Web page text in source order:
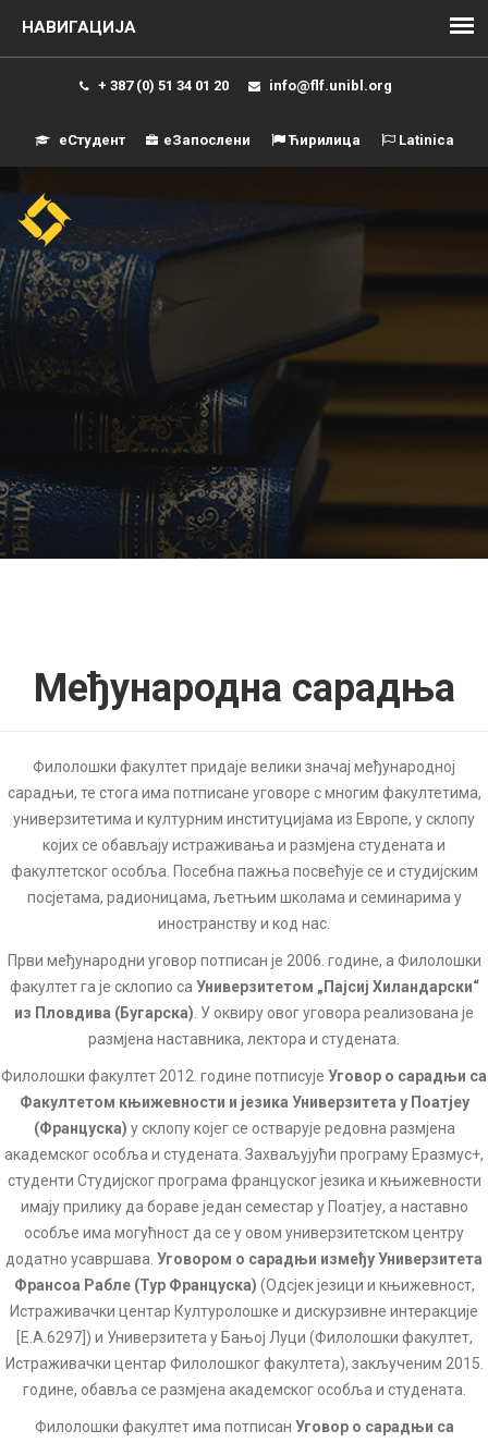
+ 387 (0) 51 34 01 20 info@flf.unibl.org
еСтудент еЗапослени Ћирилица Latinica
Међународна сарадња
Филолошки факултет придаје велики значај међународној
сарадњи, те стога има потписане уговоре с многим факултетима,
универзитетима и културним институцијама из Европе, у склопу
којих се обављају истраживањa и размјена студената и
факултетског особља. Посебна пажња посвећује се и студијским
посјетама, радионицама, љетњим школама и семинарима у
иностранству и код нас.
Први међународни уговор потписан је 2006. године, а Филолошки
факултет га је склопио са Универзитетом „Пајсиј Хиландарски“
из Пловдива (Бугарска) . У оквиру овог уговора реализована је
размјена наставника, лектора и студената.
Филолошки факултет 2012. године потписује Уговор о сарадњи са
Факултетом књижевности и језика Универзитета у Поатјеу
(Француска) у склопу којег се остварује редовна размјена
академског особља и студената. Захваљујући програму Еразмус+,
студенти Студијског програма француског језика и књижевности
имају прилику да бораве један семестар у Поатјеу, а наставно
особље има могућност да се у овом универзитетском центру
додатно усавршава. Уговором о сарадњи између Универзитета
Франсоа Рабле (Тур Француска) (Одсјек језици и књижевност,
Истраживачки центар Културолошке и дискурзивне интеракције
[Е.А.6297]) и Универзитета у Бањој Луци (Филолошки факултет,
Истраживачки центар Филолошког факултета), закљученим 2015.
године, обавља се размјена академског особља и студената.
Филолошки факултет има потписан Уговор о сарадњи са